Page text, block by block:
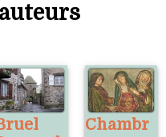
Chambr